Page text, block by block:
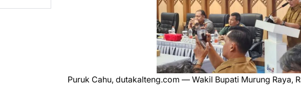
Puruk Cahu, dutakalteng.com — Wakil Bupati Murung Raya,